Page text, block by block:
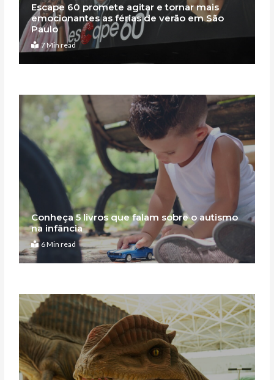
Escape 60 promete agitar e tornar mais
emocionantes as férias de verão em São
Paulo
7 Min read
Conheça 5 livros que falam sobre o autismo
na infância
6 Min read